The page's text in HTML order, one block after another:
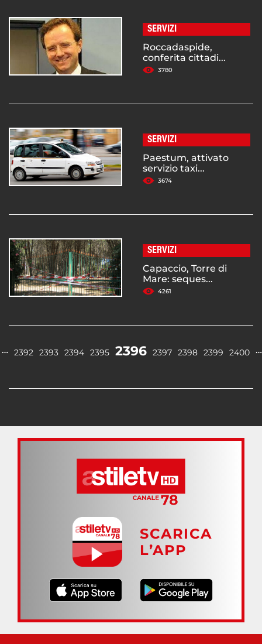
SERVIZI
Roccadaspide,
conferita cittadi...
3780
SERVIZI
Paestum, attivato
servizio taxi...
3674
SERVIZI
Capaccio, Torre di
Mare: seques...
4261
… 2392 2393 2394 2395 2396 2397 2398 2399 2400 …
SCARICA
L’APP